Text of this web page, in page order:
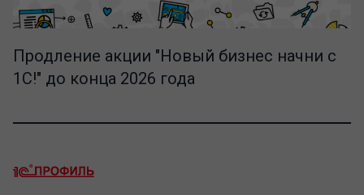
Продление акции "Новый бизнес начни с
1С!" до конца 2026 года